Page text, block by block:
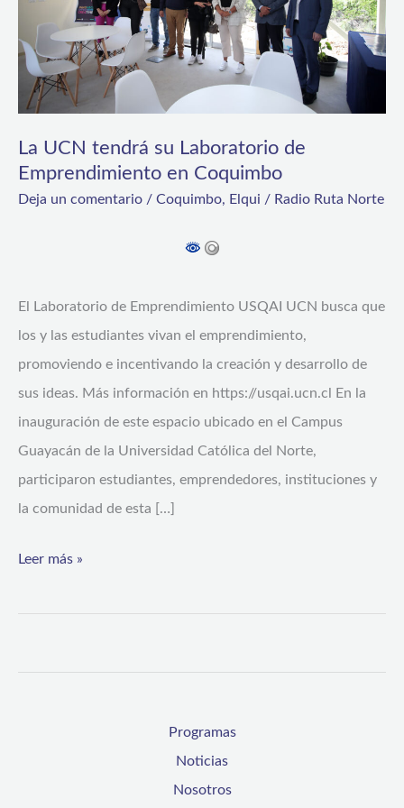
La UCN tendrá su Laboratorio de
Emprendimiento en Coquimbo
Deja un comentario / Coquimbo, Elqui / Radio Ruta Norte
El Laboratorio de Emprendimiento USQAI UCN busca que
los y las estudiantes vivan el emprendimiento,
promoviendo e incentivando la creación y desarrollo de
sus ideas. Más información en https://usqai.ucn.cl En la
inauguración de este espacio ubicado en el Campus
Guayacán de la Universidad Católica del Norte,
participaron estudiantes, emprendedores, instituciones y
la comunidad de esta […]
Emprendimiento
Coquimbo
Leer más »
Programas
Noticias
Nosotros